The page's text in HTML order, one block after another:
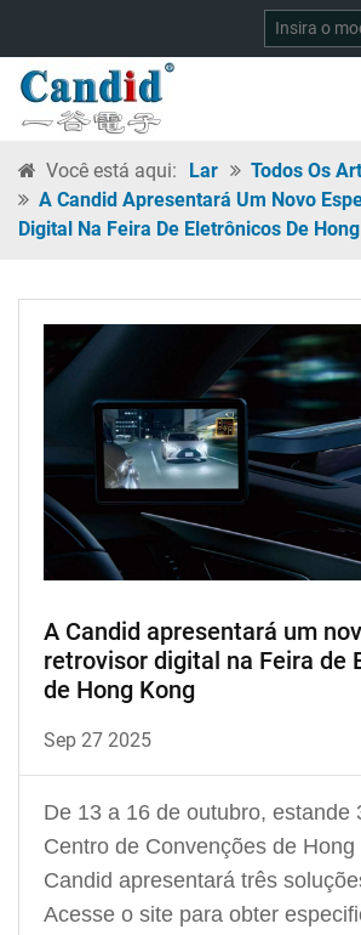
Você está aqui: Lar Todos Os
A Candid Apresentará Um Novo
Digital Na Feira De Eletrônicos De
A Candid apresentará um
retrovisor digital na Feira de
de Hong Kong
Sep 27 2025
De 13 a 16 de outubro, estande
Centro de Convenções de
Candid apresentará três
Acesse o site para obter